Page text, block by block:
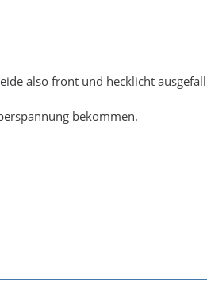
also front und hecklicht
bekommen.